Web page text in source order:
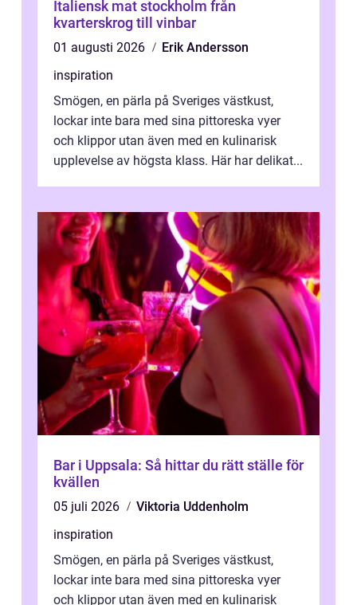
Italiensk mat stockholm från
kvarterskrog till vinbar
01 augusti 2026
Erik Andersson
inspiration
Smögen, en pärla på Sveriges västkust,
lockar inte bara med sina pittoreska vyer
och klippor utan även med en kulinarisk
upplevelse av högsta klass. Här har delikat...
Bar i Uppsala: Så hittar du rätt ställe för
kvällen
05 juli 2026
Viktoria Uddenholm
inspiration
Smögen, en pärla på Sveriges västkust,
lockar inte bara med sina pittoreska vyer
och klippor utan även med en kulinarisk